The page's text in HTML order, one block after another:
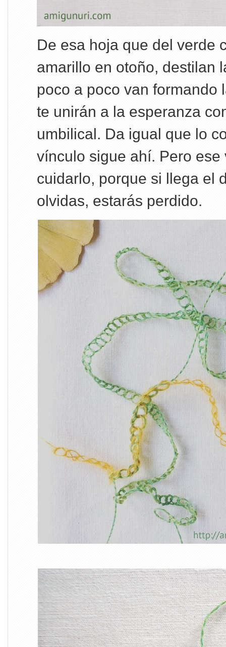
De esa hoja que del verde
amarillo en otoño, destilan
poco a poco van formando
te unirán a la esperanza
umbilical. Da igual que lo
vínculo sigue ahí. Pero
cuidarlo, porque si llega el
olvidas, estarás perdido.